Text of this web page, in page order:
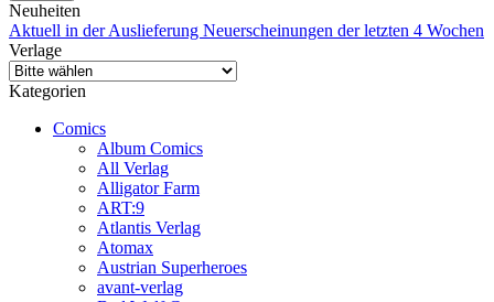
Neuheiten
Aktuell in der Auslieferung Neuerscheinungen der letzten 4 Wochen
Verlage
Kategorien
Comics
Album Comics
All Verlag
Alligator Farm
ART:9
Atlantis Verlag
Atomax
Austrian Superheroes
avant-verlag